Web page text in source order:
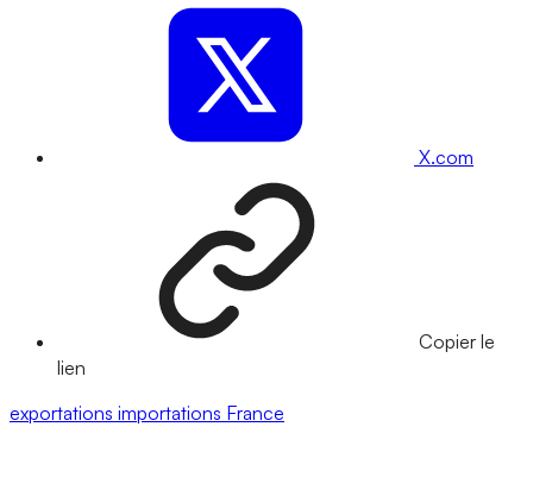
X.com
Copier le
lien
exportations importations France